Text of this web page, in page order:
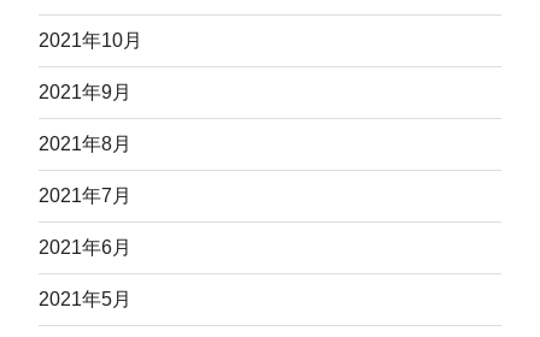
2021年10月
2021年9月
2021年8月
2021年7月
2021年6月
2021年5月